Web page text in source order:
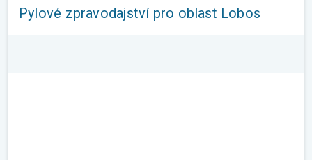
Pylové zpravodajství pro oblast Lobos